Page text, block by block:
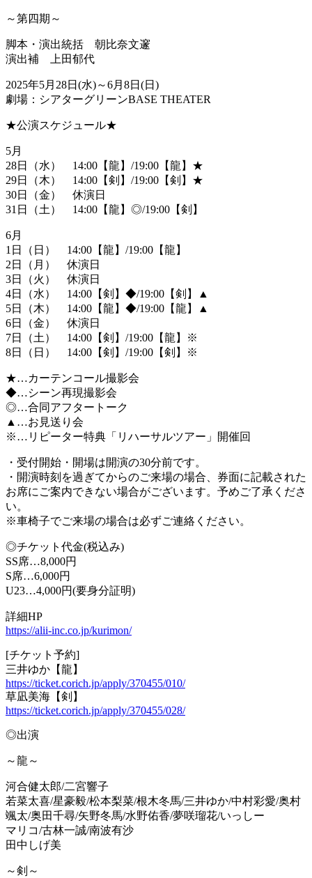
～第四期～
脚本・演出統括 朝比奈文邃
演出補 上田郁代
2025年5月28日(水)～6月8日(日)
劇場：シアターグリーンBASE THEATER
★公演スケジュール★
5月
28日（水） 14:00【龍】/19:00【龍】★
29日（木） 14:00【剣】/19:00【剣】★
30日（金） 休演日
31日（土） 14:00【龍】◎/19:00【剣】
6月
1日（日） 14:00【龍】/19:00【龍】
2日（月） 休演日
3日（火） 休演日
4日（水） 14:00【剣】◆/19:00【剣】▲
5日（木） 14:00【龍】◆/19:00【龍】▲
6日（金） 休演日
7日（土） 14:00【剣】/19:00【龍】※
8日（日） 14:00【剣】/19:00【剣】※
★…カーテンコール撮影会
◆…シーン再現撮影会
◎…合同アフタートーク
▲…お見送り会
※…リピーター特典「リハーサルツアー」開催回
・受付開始・開場は開演の30分前です。
・開演時刻を過ぎてからのご来場の場合、券面に記載された
お席にご案内できない場合がございます。予めご了承くださ
い。
※車椅子でご来場の場合は必ずご連絡ください。
◎チケット代金(税込み)
SS席…8,000円
S席…6,000円
U23…4,000円(要身分証明)
詳細HP
https://alii-inc.co.jp/kurimon/
[チケット予約]
三井ゆか【龍】
https://ticket.corich.jp/apply/370455/010/
草凪美海【剣】
https://ticket.corich.jp/apply/370455/028/
◎出演
～龍～
河合健太郎/二宮響子
若菜太喜/星豪毅/松本梨菜/根木冬馬/三井ゆか/中村彩愛/奥村
颯太/奥田千尋/矢野冬馬/水野佑香/夢咲瑠花/いっしー
マリコ/古林一誠/南波有沙
田中しげ美
～剣～